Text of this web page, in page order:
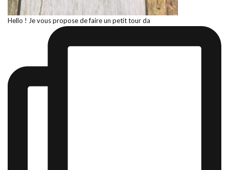
Hello ! Je vous propose de faire un petit tour da